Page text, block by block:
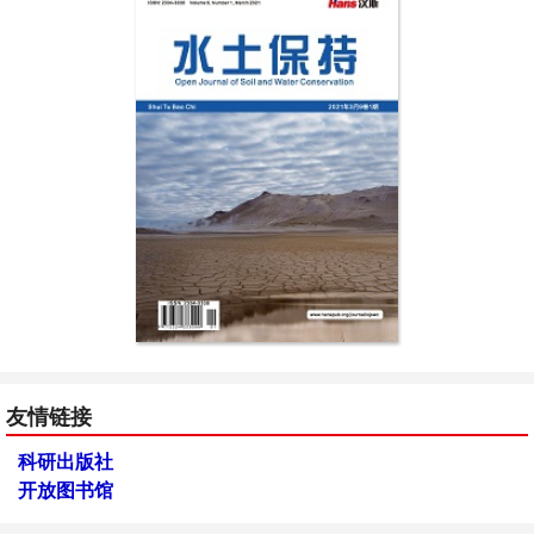
友情链接
科研出版社
开放图书馆